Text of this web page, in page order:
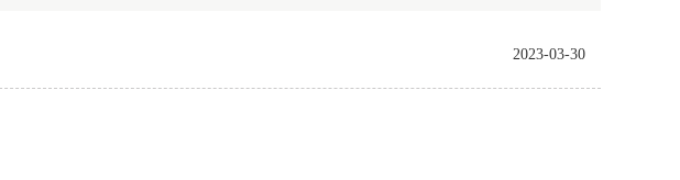
2023-03-30